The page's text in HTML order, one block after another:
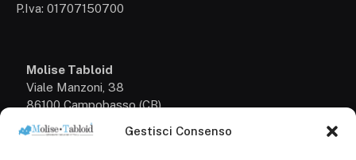
Gestisci Consenso
P.Iva: 01707150700
Molise Tabloid
Viale Manzoni, 38
86100 Campobasso (CB)
+39 3333169466